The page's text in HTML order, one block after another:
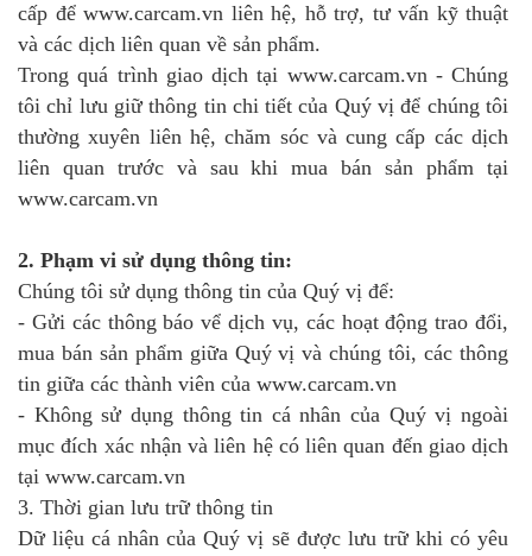
cấp để www.carcam.vn liên hệ, hỗ trợ, tư vấn kỹ thuật
và các dịch liên quan về sản phẩm.
Trong quá trình giao dịch tại www.carcam.vn - Chúng
tôi chỉ lưu giữ thông tin chi tiết của Quý vị để chúng tôi
thường xuyên liên hệ, chăm sóc và cung cấp các dịch
liên quan trước và sau khi mua bán sản phẩm tại
www.carcam.vn
2. Phạm vi sử dụng thông tin:
Chúng tôi sử dụng thông tin của Quý vị để:
- Gửi các thông báo vể dịch vụ, các hoạt động trao đổi,
mua bán sản phẩm giữa Quý vị và chúng tôi, các thông
tin giữa các thành viên của www.carcam.vn
- Không sử dụng thông tin cá nhân của Quý vị ngoài
mục đích xác nhận và liên hệ có liên quan đến giao dịch
tại www.carcam.vn
3. Thời gian lưu trữ thông tin
Dữ liệu cá nhân của Quý vị sẽ được lưu trữ khi có yêu